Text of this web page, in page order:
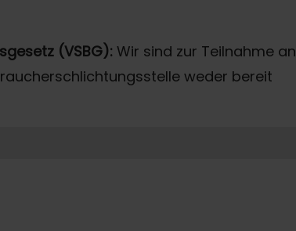
(VSBG): Wir sind zur Teilnahme an
weder bereit